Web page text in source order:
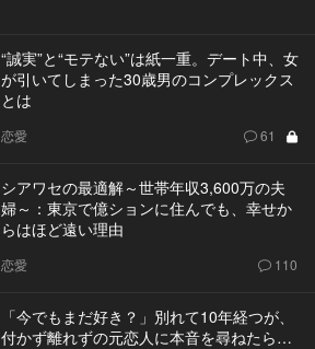
“誠実”と“モテない”は紙一重。デート中、女
が引いてしまった30歳男のコンプレックス
とは
恋愛 61
シアワセの最適解～世帯年収3,600万の夫
婦～：東京で億ションに住んでも、幸せか
らはほど遠い理由
恋愛 110
「今でもまだ好き？」別れて10年経つが、
付かず離れずの元恋人に本音を尋ねたら…